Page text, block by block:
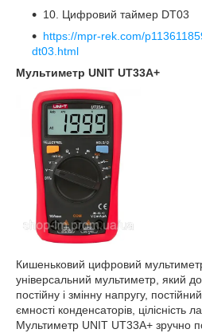
10. Цифровий таймер DT03
https://mpr-rek.com/
dt03.html
Мультиметр UNIT UT33A+
Кишеньковий цифровий
універсальний мультиметр, який
постійну і змінну напругу,
ємності конденсаторів, цілісність
Мультиметр UNIT UT33A+ зручно